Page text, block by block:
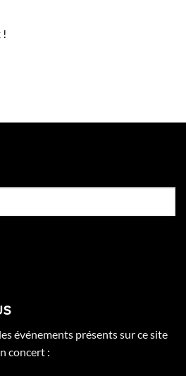
!
événements présents sur ce site
concert :